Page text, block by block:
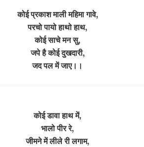
कोई प्रकाश माली महिमा गावे,
परचो पायो हाथो हाथ,
कोई साचे मन सु,
जपे है कोई दुखदारी,
जद पल में जाए।।
कोई डावा हाथ में,
भालो पीर रे,
जीमने में लीले री लगाम,